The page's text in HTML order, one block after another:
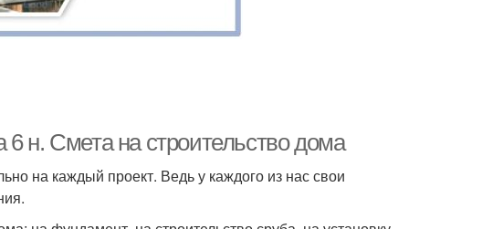
н. Смета на строительство дома
на каждый проект. Ведь у каждого из нас свои